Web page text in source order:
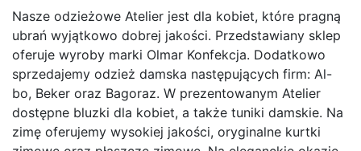
Nasze odzieżowe Atelier jest dla kobiet, które pragną
ubrań wyjątkowo dobrej jakości. Przedstawiany sklep
oferuje wyroby marki Olmar Konfekcja. Dodatkowo
sprzedajemy odzież damska następujących firm: Al-
bo, Beker oraz Bagoraz. W prezentowanym Atelier
dostępne bluzki dla kobiet, a także tuniki damskie. Na
zimę oferujemy wysokiej jakości, oryginalne kurtki